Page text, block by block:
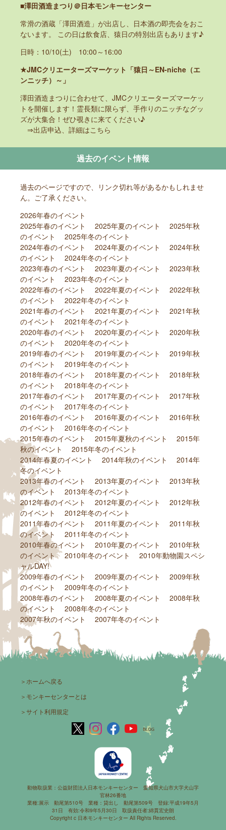
■澤田酒造まつり＠日本モンキーセンター
常滑の酒蔵「澤田酒造」が出店し、日本酒の即売会をおこ
ないます。 この日は飲食店、猿日の特別出店もあります♪
日時：10/10(土) 10:00～16:00
★JMCクリエーターズマーケット「猿日～EN-niche（エ
ンニッチ）～」
澤田酒造まつりに合わせて、JMCクリエーターズマーケッ
トを開催します！霊長類に限らず、手作りのニッチなグッ
ズが大集合！ぜひ覗きに来てください♪
⇒出店申込、詳細はこちら
過去のイベント情報
過去のページですので、リンク切れ等があるかもしれませ
ん。ご了承ください。
2026年春のイベント
2025年春のイベント
2025年夏のイベント
2025年秋
のイベント
2025年冬のイベント
2024年春のイベント
2024年夏のイベント
2024年秋
のイベント
2024年冬のイベント
2023年春のイベント
2023年夏のイベント
2023年秋
のイベント
2023年冬のイベント
2022年春のイベント
2022年夏のイベント
2022年秋
のイベント
2022年冬のイベント
2021年春のイベント
2021年夏のイベント
2021年秋
のイベント
2021年冬のイベント
2020年春のイベント
2020年夏のイベント
2020年秋
のイベント
2020年冬のイベント
2019年春のイベント
2019年夏のイベント
2019年秋
のイベント
2019年冬のイベント
2018年春のイベント
2018年夏のイベント
2018年秋
のイベント
2018年冬のイベント
2017年春のイベント
2017年夏のイベント
2017年秋
のイベント
2017年冬のイベント
2016年春のイベント
2016年夏のイベント
2016年秋
のイベント
2016年冬のイベント
2015年春のイベント
2015年夏秋のイベント
2015年
秋のイベント
2015年冬のイベント
2014年春夏のイベント
2014年秋のイベント
2014年
冬のイベント
2013年春のイベント
2013年夏のイベント
2013年秋
のイベント
2013年冬のイベント
2012年春のイベント
2012年夏のイベント
2012年秋
のイベント
2012年冬のイベント
2011年春のイベント
2011年夏のイベント
2011年秋
のイベント
2011年冬のイベント
2010年春のイベント
2010年夏のイベント
2010年秋
のイベント
2010年冬のイベント
2010年動物園スペシ
ャルDAY!
2009年春のイベント
2009年夏のイベント
2009年秋
のイベント
2009年冬のイベント
2008年春のイベント
2008年夏のイベント
2008年秋
のイベント
2008年冬のイベント
2007年秋のイベント
2007年冬のイベント
＞ ホームへ戻る
＞ モンキーセンターとは
＞サイト利用規定
動物取扱業：公益財団法人日本モンキーセンター 愛知県犬山市大字犬山字
官林26番地
業種:展示 動尾第510号 業種：貸出し 動尾第509号 登録:平成19年5月
31日 有効:令和9年5月30日 取扱責任者:綿貫宏史朗
Copyright c 日本モンキーセンター All Rights Reserved.